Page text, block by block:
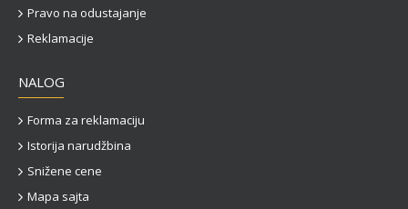
Pravo na odustajanje
Reklamacije
NALOG
Forma za reklamaciju
Istorija narudžbina
Snižene cene
Mapa sajta